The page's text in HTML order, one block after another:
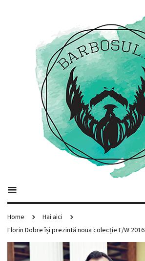
Home
Hai aici
Florin Dobre își prezintă noua colecție F/W 2016